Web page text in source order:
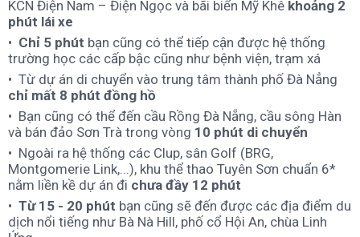
KCN Điện Nam – Điện Ngọc và bãi biển Mỹ Khê khoảng 2
phút lái xe
Chỉ 5 phút bạn cũng có thể tiếp cận được hệ thống
trường học các cấp bậc cũng như bệnh viện, trạm xá
Từ dự án di chuyển vào trung tâm thành phố Đà Nẳng
chỉ mất 8 phút đồng hồ
Bạn cũng có thể đến cầu Rồng Đà Nẵng, cầu sông Hàn
và bán đảo Sơn Trà trong vòng 10 phút di chuyển
Ngoài ra hệ thống các Clup, sân Golf (BRG,
Montgomerie Link,...), khu thể thao Tuyên Sơn chuẩn 6*
nằm liền kề dự án đi chưa đầy 12 phút
Từ 15 - 20 phút bạn cũng sẽ đến được các địa điểm du
dịch nổi tiếng như Bà Nà Hill, phố cổ Hội An, chùa Linh